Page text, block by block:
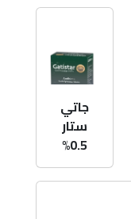
جاتي
ستار
0.5%